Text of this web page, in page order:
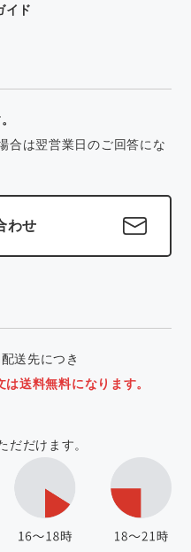
イド
合は翌営業日のご回答にな
わせ
送先につき
送料無料になります。
だだけます。